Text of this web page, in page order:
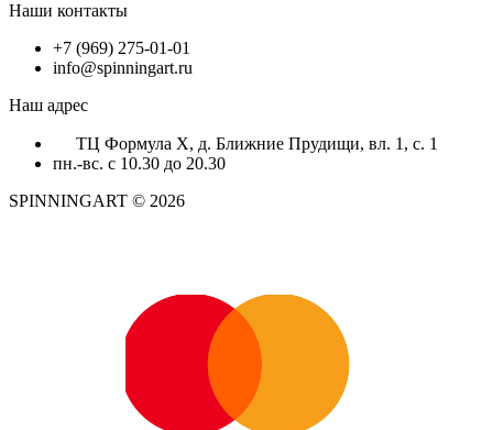
Наши контакты
+7 (969) 275-01-01
info@spinningart.ru
Наш адрес
ТЦ Формула X, д. Ближние Прудищи, вл. 1, с. 1
пн.-вс. с 10.30 до 20.30
SPINNINGART © 2026